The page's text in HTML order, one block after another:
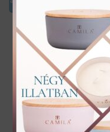
134, unisex parfüm
Gyümölcsös
Luxus parfüm,
parfüm,Unisex
19,700